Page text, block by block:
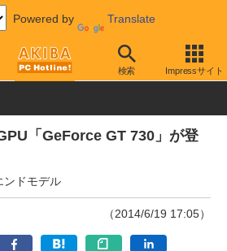
Powered by Translate
検索 Impressサイト
ーツ ビデオカード（グラフィックボード
「GeForce GT 730」が登
ンドモデル
（2014/6/19 17:05）